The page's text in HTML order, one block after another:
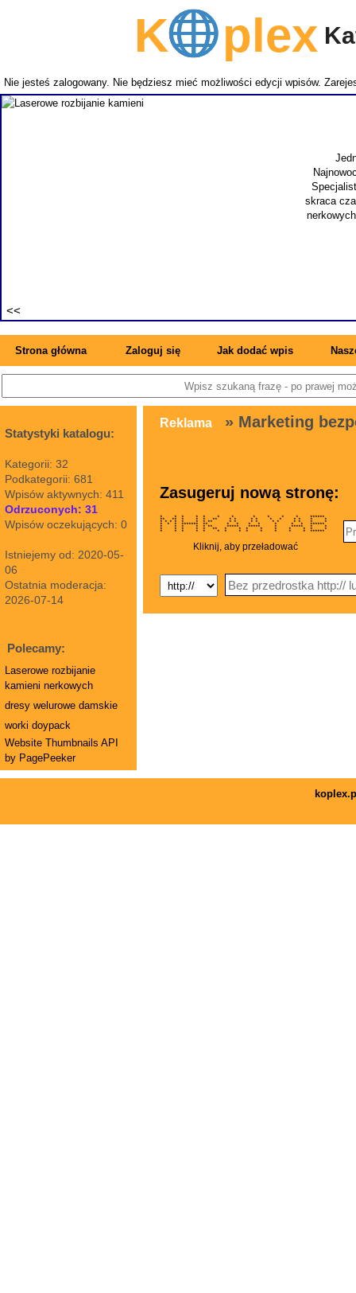
Kplex
Nie jesteś zalogowany. Nie będziesz mieć możliwości edycji wpisów.
skraca
Strona główna Zaloguj się Jak dodać wpis
Statystyki katalogu:
Kategorii: 32
Podkategorii: 681
Wpisów aktywnych: 411
Odrzuconych: 31
Wpisów oczekujących: 0
Istniejemy od: 2020-05-
06
Ostatnia moderacja:
2026-07-14
Polecamy:
Laserowe rozbijanie
kamieni nerkowych
dresy welurowe damskie
worki doypack
Website Thumbnails API
by PagePeeker
Reklama » Marketing
Zasugeruj nową stronę:
* * * * * * * * * * * ******
** ** * * * ** * * * * * * * * * *
* * * * * * * ** * * * * * * * * * *
* * * ******* ** * * * * * * * ******
* * * * * ** ***** ***** * ***** * *
* * * * * ** * * * * * * * * *
* * * * * * * * * * * * * ******
Kliknij, aby przeładować